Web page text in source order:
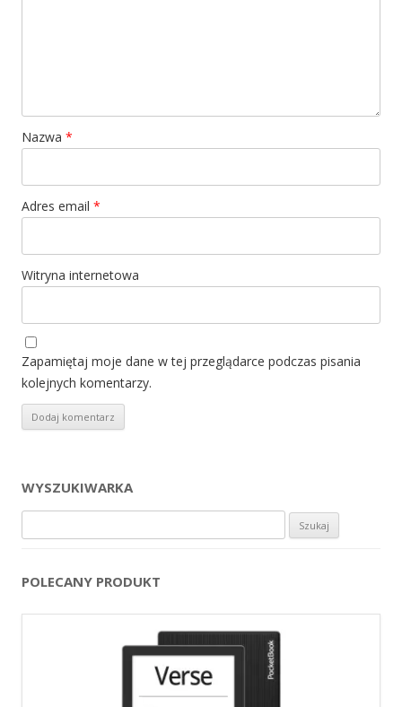
Nazwa *
Adres email *
Witryna internetowa
Zapamiętaj moje dane w tej przeglądarce podczas pisania
kolejnych komentarzy.
WYSZUKIWARKA
POLECANY PRODUKT